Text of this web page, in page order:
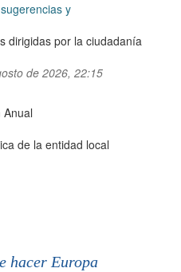
y
dirigidas por la ciudadanía
de 2026, 22:15
de la entidad local
hacer Europa